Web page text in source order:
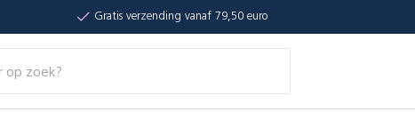
Gratis verzending vanaf 79,50 euro